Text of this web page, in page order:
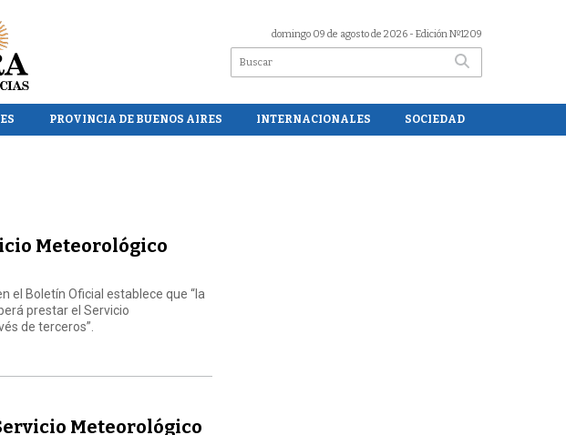
domingo 09 de agosto de 2026 - Edición Nº1209
PROVINCIA DE BUENOS AIRES INTERNACIONALES SOCIEDAD
Meteorológico
el Boletín Oficial establece que “la
prestar el Servicio
de terceros”.
Meteorológico